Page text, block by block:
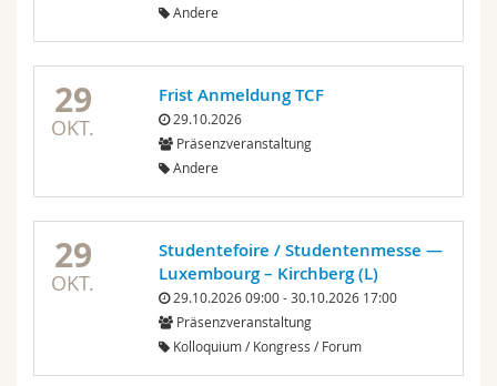
Andere
29
OKT.
Frist Anmeldung TCF
29.10.2026
Präsenzveranstaltung
Andere
29
OKT.
Studentefoire / Studentenmesse —
Luxembourg – Kirchberg (L)
29.10.2026 09:00 - 30.10.2026 17:00
Präsenzveranstaltung
Kolloquium / Kongress / Forum